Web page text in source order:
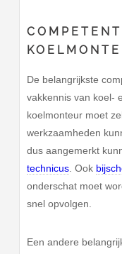
De belangrijkste
vakkennis van koel-
koelmonteur moet
werkzaamheden
dus aangemerkt
technicus . Ook
onderschat moet
snel opvolgen.
Een andere